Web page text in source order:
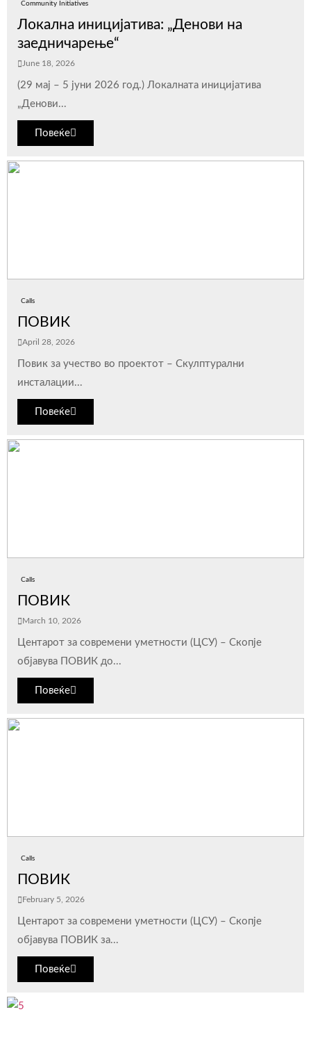
Community Initiatives
Локална иницијатива: „Денови на
заедничарење“
June 18, 2026
(29 мај – 5 јуни 2026 год.) Локалната иницијатива
„Денови...
Повеќе
Calls
ПОВИК
April 28, 2026
Повик за учество во проектот – Скулптурални
инсталации...
Повеќе
Calls
ПОВИК
March 10, 2026
Центарот за современи уметности (ЦСУ) – Скопје
објавува ПОВИК до...
Повеќе
Calls
ПОВИК
February 5, 2026
Центарот за современи уметности (ЦСУ) – Скопје
објавува ПОВИК за...
Повеќе